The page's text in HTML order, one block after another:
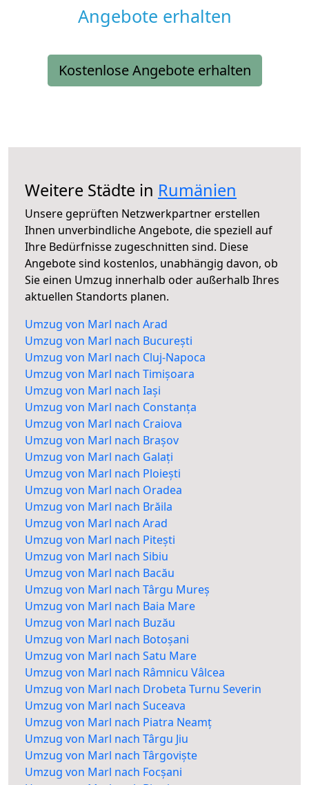
Angebote erhalten
Kostenlose Angebote erhalten
Weitere Städte in Rumänien
Unsere geprüften Netzwerkpartner erstellen
Ihnen unverbindliche Angebote, die speziell auf
Ihre Bedürfnisse zugeschnitten sind. Diese
Angebote sind kostenlos, unabhängig davon, ob
Sie einen Umzug innerhalb oder außerhalb Ihres
aktuellen Standorts planen.
Umzug von Marl nach Arad
Umzug von Marl nach București
Umzug von Marl nach Cluj-Napoca
Umzug von Marl nach Timișoara
Umzug von Marl nach Iași
Umzug von Marl nach Constanța
Umzug von Marl nach Craiova
Umzug von Marl nach Brașov
Umzug von Marl nach Galați
Umzug von Marl nach Ploiești
Umzug von Marl nach Oradea
Umzug von Marl nach Brăila
Umzug von Marl nach Arad
Umzug von Marl nach Pitești
Umzug von Marl nach Sibiu
Umzug von Marl nach Bacău
Umzug von Marl nach Târgu Mureș
Umzug von Marl nach Baia Mare
Umzug von Marl nach Buzău
Umzug von Marl nach Botoșani
Umzug von Marl nach Satu Mare
Umzug von Marl nach Râmnicu Vâlcea
Umzug von Marl nach Drobeta Turnu Severin
Umzug von Marl nach Suceava
Umzug von Marl nach Piatra Neamț
Umzug von Marl nach Târgu Jiu
Umzug von Marl nach Târgoviște
Umzug von Marl nach Focșani